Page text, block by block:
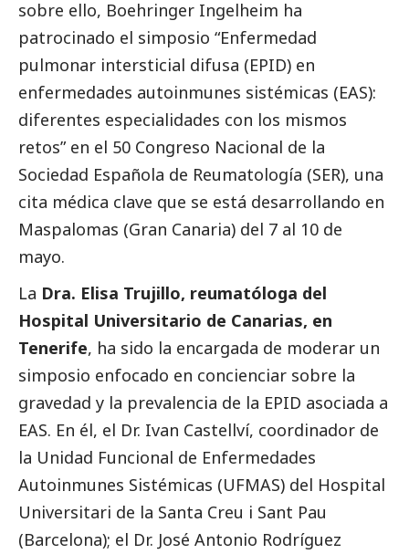
sobre ello, Boehringer Ingelheim ha
patrocinado el simposio “Enfermedad
pulmonar intersticial difusa (EPID) en
enfermedades autoinmunes sistémicas (EAS):
diferentes especialidades con los mismos
retos” en el 50 Congreso Nacional de la
Sociedad Española de Reumatología (SER), una
cita médica clave que se está desarrollando en
Maspalomas (Gran Canaria) del 7 al 10 de
mayo.
La Dra. Elisa Trujillo, reumatóloga del
Hospital Universitario de Canarias, en
Tenerife, ha sido la encargada de moderar un
simposio enfocado en concienciar sobre la
gravedad y la prevalencia de la EPID asociada a
EAS. En él, el Dr. Ivan Castellví, coordinador de
la Unidad Funcional de Enfermedades
Autoinmunes Sistémicas (UFMAS) del Hospital
Universitari de la Santa Creu i Sant Pau
(Barcelona); el Dr. José Antonio Rodríguez